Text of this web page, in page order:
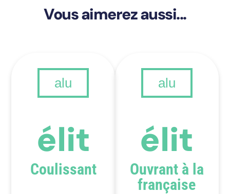
Vous aimerez aussi...
alu
élit
Coulissant
alu
élit
Ouvrant à la
française